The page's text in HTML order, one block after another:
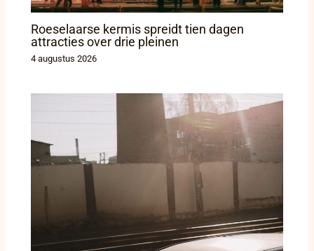
Roeselaarse kermis spreidt tien dagen
attracties over drie pleinen
4 augustus 2026